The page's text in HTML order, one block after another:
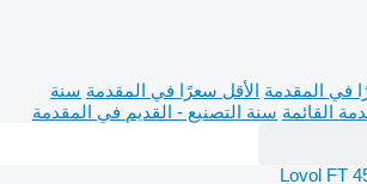
في المقدمة الأقل سعرًا في المقدمة سنة
القائمة سنة التصنيع - القديم في المقدمة